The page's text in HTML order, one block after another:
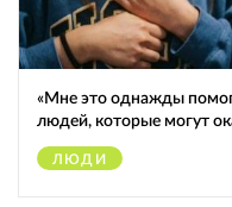
«Мне это однажды
людей, которые могут
ЛЮДИ